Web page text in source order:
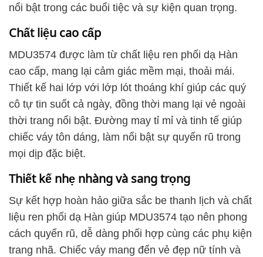
nổi bật trong các buổi tiệc và sự kiện quan trọng.
Chất liệu cao cấp
MDU3574 được làm từ chất liệu ren phối dạ Hàn
cao cấp, mang lại cảm giác mềm mại, thoải mái.
Thiết kế hai lớp với lớp lót thoáng khí giúp các quý
cô tự tin suốt cả ngày, đồng thời mang lại vẻ ngoài
thời trang nổi bật. Đường may tỉ mỉ và tinh tế giúp
chiếc váy tôn dáng, làm nổi bật sự quyến rũ trong
mọi dịp đặc biệt.
Thiết kế nhẹ nhàng và sang trọng
Sự kết hợp hoàn hảo giữa sắc be thanh lịch và chất
liệu ren phối dạ Hàn giúp MDU3574 tạo nên phong
cách quyến rũ, dễ dàng phối hợp cùng các phụ kiện
trang nhã. Chiếc váy mang đến vẻ đẹp nữ tính và